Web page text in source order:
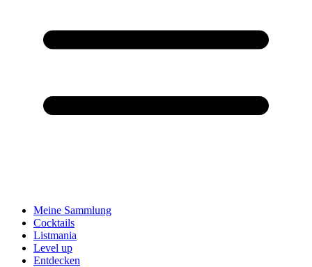
Meine Sammlung
Cocktails
Listmania
Level up
Entdecken